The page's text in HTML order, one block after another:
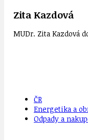
Zita Kazdová
MUDr. Zita Kazdová
ČR
Energetika a
Odpady a